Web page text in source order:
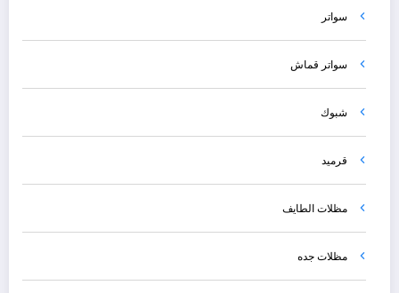
سواتر
سواتر قماش
شبوك
قرميد
مظلات الطايف
مظلات جده